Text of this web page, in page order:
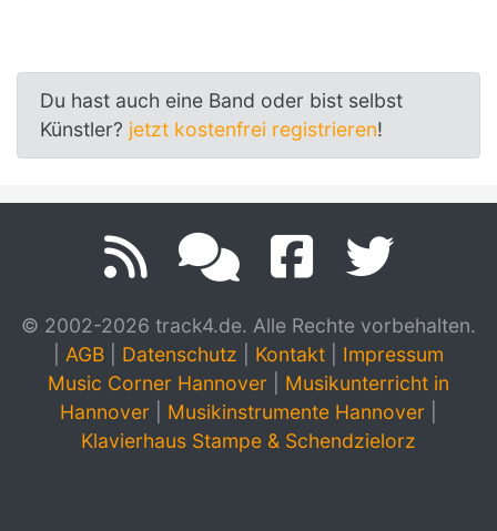
Du hast auch eine Band oder bist selbst
Künstler? jetzt kostenfrei registrieren!
© 2002-2026 track4.de. Alle Rechte vorbehalten.
AGB Datenschutz Kontakt
Impressum
Music Corner Hannover
Musikunterricht in
Hannover
Musikinstrumente Hannover
Klavierhaus Stampe & Schendzielorz